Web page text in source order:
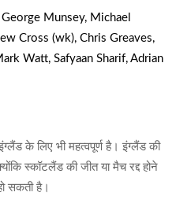
Munsey, Michael
Cross (wk), Chris Greaves,
Watt, Safyaan Sharif, Adrian
के लिए भी महत्वपूर्ण है। इंग्लैंड की
स्कॉटलैंड की जीत या मैच रद्द होने
सकती है।